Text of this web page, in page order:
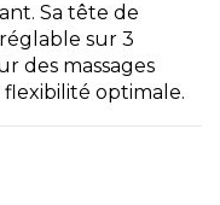
Sa tête de
sur 3
des massages
optimale.